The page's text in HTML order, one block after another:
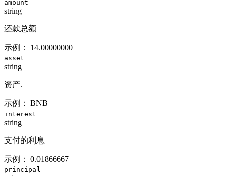
amount
string
还款总额
示例： 14.00000000
asset
string
资产.
示例： BNB
interest
string
支付的利息
示例： 0.01866667
principal